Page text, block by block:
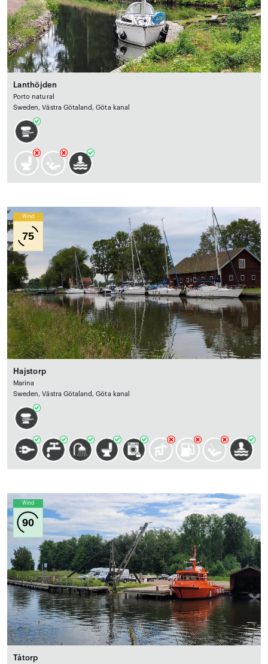
Lanthöjden
Porto natural
Sweden, Västra Götaland, Göta kanal
Wind
75
Hajstorp
Marina
Sweden, Västra Götaland, Göta kanal
Wind
90
Tåtorp